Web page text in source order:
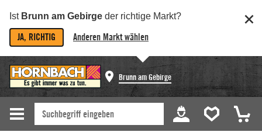
Ist Brunn am Gebirge der richtige Markt?
JA, RICHTIG Anderen Markt wählen
Brunn am Gebirge